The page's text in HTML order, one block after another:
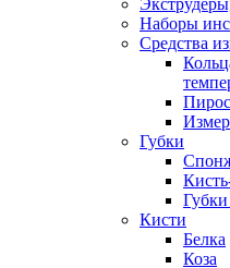
Наборы
Средства
Губки
Кисти
Белка
Коза